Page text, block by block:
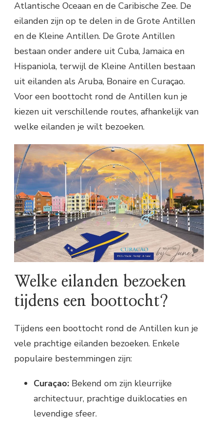
Atlantische Oceaan en de Caribische Zee. De
eilanden zijn op te delen in de Grote Antillen
en de Kleine Antillen. De Grote Antillen
bestaan onder andere uit Cuba, Jamaica en
Hispaniola, terwijl de Kleine Antillen bestaan
uit eilanden als Aruba, Bonaire en Curaçao.
Voor een boottocht rond de Antillen kun je
kiezen uit verschillende routes, afhankelijk van
welke eilanden je wilt bezoeken.
Welke eilanden bezoeken
tijdens een boottocht?
Tijdens een boottocht rond de Antillen kun je
vele prachtige eilanden bezoeken. Enkele
populaire bestemmingen zijn:
Curaçao: Bekend om zijn kleurrijke
architectuur, prachtige duiklocaties en
levendige sfeer.